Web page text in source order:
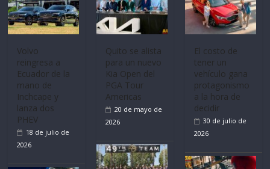
Volvo
reingresa a
Ecuador de la
mano de
Inchcape y
lanza dos
PHEV
18 de julio de
2026
Quito se alista
para un nuevo
Kia Open del
PGA Tour
Americas
20 de mayo de
2026
El costo de
tener un
vehículo gana
protagonismo
a la hora de
decidir
30 de julio de
2026